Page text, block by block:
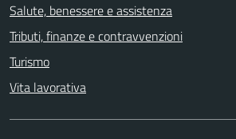
Salute, benessere e assistenza
Tributi, finanze e contravvenzioni
Turismo
Vita lavorativa